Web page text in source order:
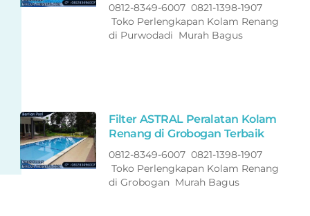
0812-8349-6007 0821-1398-1907
Toko Perlengkapan Kolam Renang
di Purwodadi Murah Bagus
Filter ASTRAL Peralatan Kolam
Renang di Grobogan Terbaik
0812-8349-6007 0821-1398-1907
Toko Perlengkapan Kolam Renang
di Grobogan Murah Bagus